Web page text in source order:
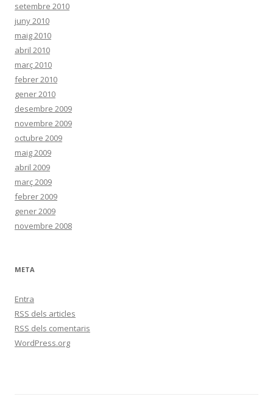
setembre 2010
juny 2010
maig 2010
abril 2010
març 2010
febrer 2010
gener 2010
desembre 2009
novembre 2009
octubre 2009
maig 2009
abril 2009
març 2009
febrer 2009
gener 2009
novembre 2008
META
Entra
RSS dels articles
RSS dels comentaris
WordPress.org